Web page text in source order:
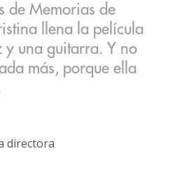
de Memorias de
llena la película
y una guitarra. Y no
más, porque ella
directora